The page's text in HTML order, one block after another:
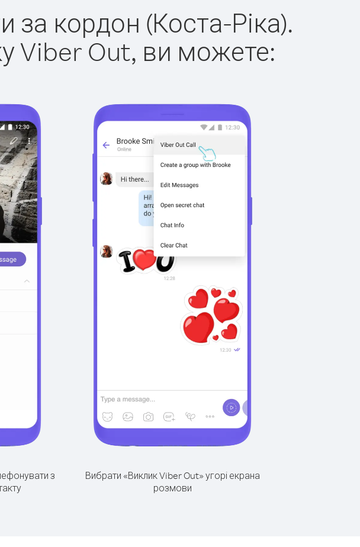
за кордон (Коста-Ріка).
Viber Out, ви можете:
з
Вибрати «Виклик Viber Out» угорі екрана
розмови